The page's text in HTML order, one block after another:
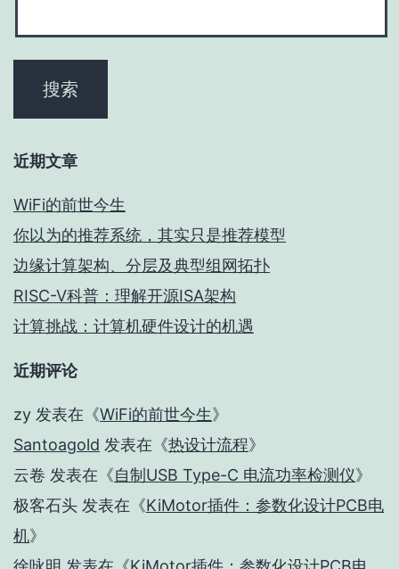
近期文章
WiFi的前世今生
你以为的推荐系统，其实只是推荐模型
边缘计算架构、分层及典型组网拓扑
RISC-V科普：理解开源ISA架构
计算挑战：计算机硬件设计的机遇
近期评论
zy 发表在《WiFi的前世今生》
Santoagold 发表在《热设计流程》
云卷 发表在《自制USB Type-C 电流功率检测仪》
极客石头 发表在《KiMotor插件：参数化设计PCB电
机》